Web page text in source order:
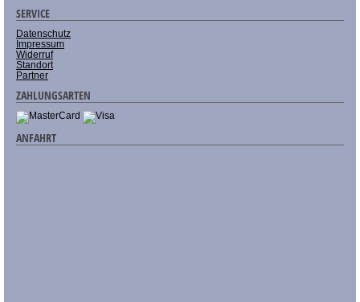
SERVICE
Datenschutz
Impressum
Widerruf
Standort
Partner
ZAHLUNGSARTEN
ANFAHRT